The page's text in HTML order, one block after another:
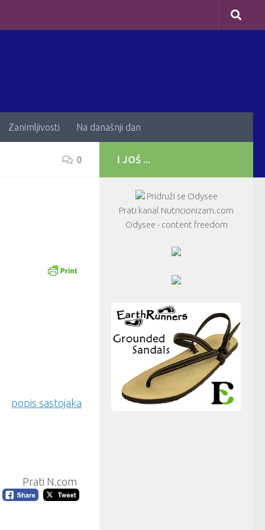
Zanimljivosti Na današnji dan
0
popis sastojaka
Prati N.com
I JOŠ ...
Pridruži se Odysee
Prati kanal Nutricionizam.com
Odysee - content freedom